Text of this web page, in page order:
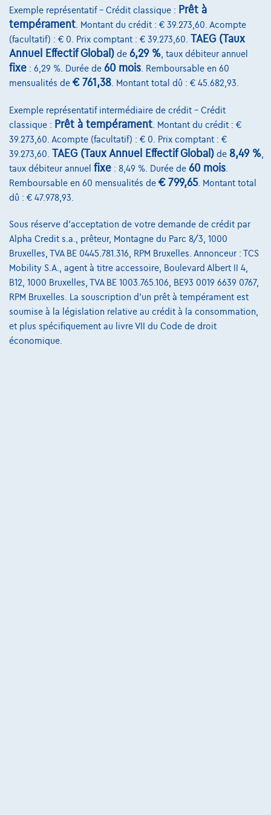
Comparer
Voir le véhicule
BMW Serie 2
223 i x Drive M sport Harman/Kardon panodak dig.airco alu19
01/2023
32.184 km Essence
Automatique
160 kW ( 218 CV )
€31.900
Exemple représentatif – Crédit classique : Prêt à
tempérament . Montant du crédit : € 39.273,60. Acompte
(facultatif) : € 0. Prix comptant : € 39.273,60. TAEG (Taux
Annuel Effectif Global) de 6,29 % , taux débiteur annuel
fixe : 6,29 %. Durée de 60 mois . Remboursable en 60
mensualités de € 761,38 . Montant total dû : € 45.682,93.
Exemple représentatif intermédiaire de crédit – Crédit
classique : Prêt à tempérament . Montant du crédit : €
39.273,60. Acompte (facultatif) : € 0. Prix comptant : €
39.273,60. TAEG (Taux Annuel Effectif Global) de 8,49 %
taux débiteur annuel fixe : 8,49 %. Durée de 60 mois
Remboursable en 60 mensualités de € 799,65. Montant total
dû : € 47.978,93.
Sous réserve d'acceptation de votre demande de crédit par
Alpha Credit s.a., prêteur, Montagne du Parc 8/3, 1000
Bruxelles, TVA BE 0445.781.316, RPM Bruxelles. Annonceur : TCS
Mobility S.A., agent à titre accessoire, Boulevard Albert II 4,
B12, 1000 Bruxelles, TVA BE 1003.765.106, BE93 0019 6639 0767,
RPM Bruxelles. La souscription d'un prêt à tempérament est
soumise à la législation relative au crédit à la consommation,
et plus spécifiquement au livre VII du Code de droit
économique.